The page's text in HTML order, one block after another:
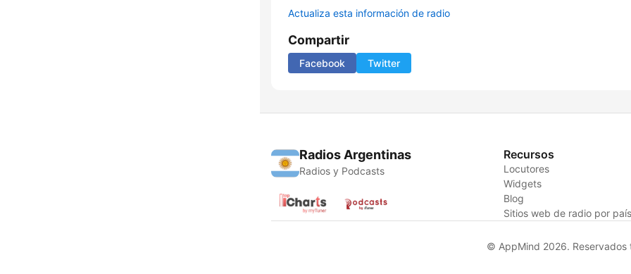
Actualiza esta información de radio
Compartir
Facebook Twitter
Radios Argentinas
Radios y Podcasts
Recursos
Locutores
Widgets
Blog
Sitios web de radio por
© AppMind 2026. Reservados